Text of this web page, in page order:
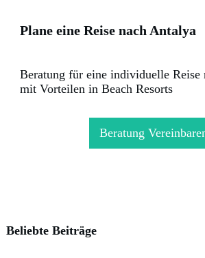
Plane eine Reise nach Antalya
Beratung für eine individuelle Reise
mit Vorteilen in Beach Resorts
Beratung
Beliebte Beiträge